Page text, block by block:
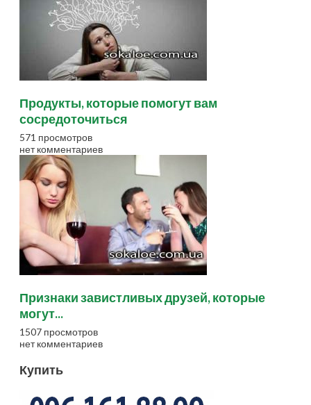
Продукты, которые помогут вам
сосредоточиться
571 просмотров
нет комментариев
Признаки завистливых друзей, которые
могут...
1507 просмотров
нет комментариев
Купить